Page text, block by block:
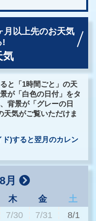
月以上先のお天気
!
気
と「1時間ごと」の天
が「白色の日付」をタ
背景が「グレーの日
天気がご覧いただけま
)すると翌月のカレン
月
木 金
土
7/30 7/31 8/1